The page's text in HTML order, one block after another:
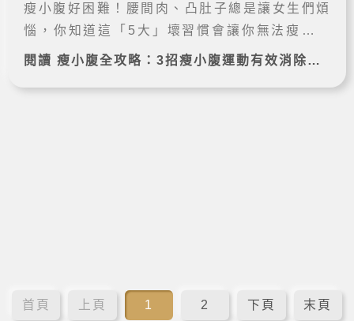
瘦小腹好困難！腰間肉、凸肚子總是讓女生們煩
惱，你知道這「5大」壞習慣會讓你無法瘦小腹
嗎？本文教你3個有效瘦小腹運動，以及快速瘦
閱讀 瘦小腹全攻略：3招瘦小腹運動有效消除凸肚子！ 完整案例➔
首頁 上頁 1 2 下頁 末頁